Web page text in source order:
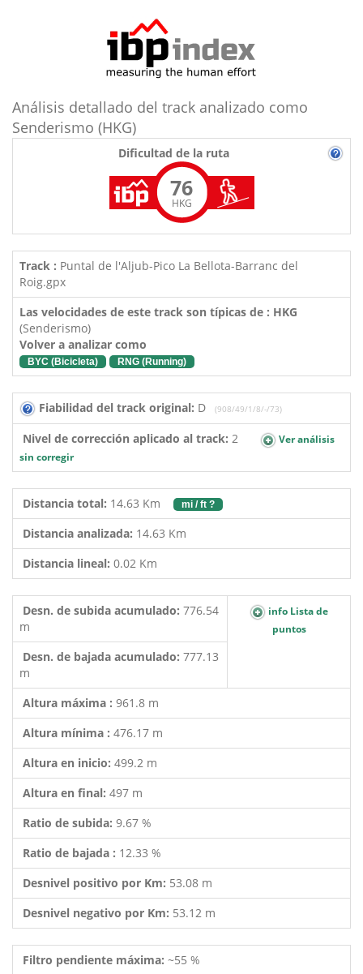
Análisis detallado del track analizado como
Senderismo (HKG)
Dificultad de la ruta
76
HKG
Track : Puntal de l'Aljub-Pico La Bellota-Barranc del
Roig.gpx
Las velocidades de este track son típicas de : HKG
(Senderismo)
Volver a analizar como
BYC (Bicicleta) RNG (Running)
Fiabilidad del track original: D (908/49/1/8/-/73)
Nivel de corrección aplicado al track: 2
Ver análisis
sin corregir
Distancia total: 14.63 Km mi / ft ?
Distancia analizada: 14.63 Km
Distancia lineal: 0.02 Km
Desn. de subida acumulado: 776.54
m
info Lista de
puntos
Desn. de bajada acumulado: 777.13
m
Altura máxima : 961.8 m
Altura mínima : 476.17 m
Altura en inicio: 499.2 m
Altura en final: 497 m
Ratio de subida: 9.67 %
Ratio de bajada : 12.33 %
Desnivel positivo por Km: 53.08 m
Desnivel negativo por Km: 53.12 m
Filtro pendiente máxima: ~55 %